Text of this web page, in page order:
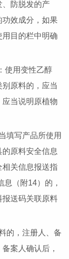
、防脱发的产
效成分，如果
目的栏中明确
使用变性乙醇
原料的，应当
当说明原植物
填写产品所使用
原料安全信息
关信息报送指
（附14）的，
送码关联原料
的，注册人、备
案人确认后，